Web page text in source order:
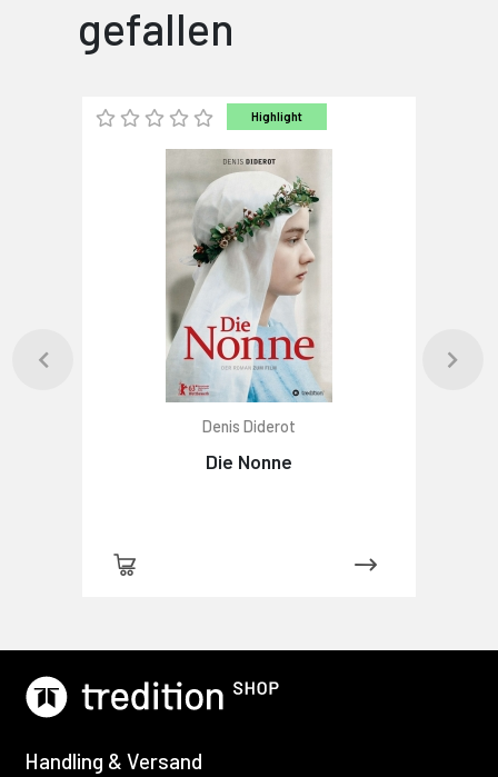
gefallen
Highlight
Denis Diderot
Die Nonne
Handling & Versand